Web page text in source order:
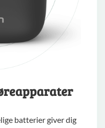
batterier giver dig